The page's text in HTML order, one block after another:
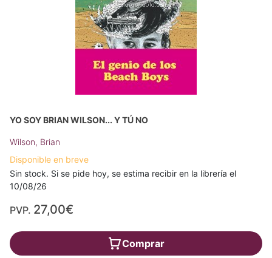
YO SOY BRIAN WILSON... Y TÚ NO
Wilson, Brian
Disponible en breve
Sin stock. Si se pide hoy, se estima recibir en la librería el
10/08/26
PVP. 27,00€
Comprar